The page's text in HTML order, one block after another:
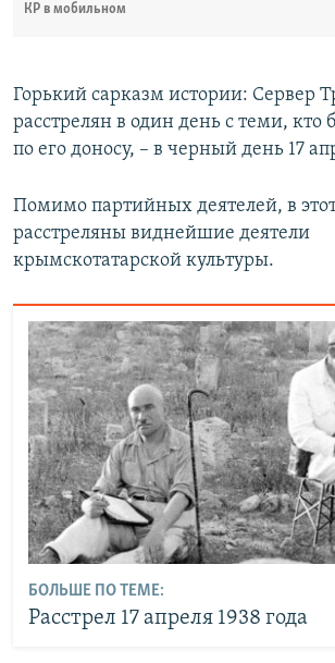
КР в мобильном
Горький сарказм истории: Сервер
расстрелян в один день с теми, кто
по его доносу, – в черный день 17
Помимо партийных деятелей, в
расстреляны виднейшие деятели
крымскотатарской культуры.
БОЛЬШЕ ПО ТЕМЕ:
Расстрел 17 апреля 1938 года